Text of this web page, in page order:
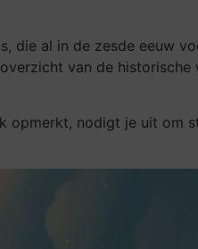
die al in de zesde eeuw
van de historische
opmerkt, nodigt je uit om